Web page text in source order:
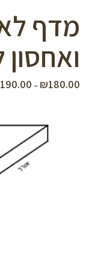
מדף
₪180.00
–
190.00